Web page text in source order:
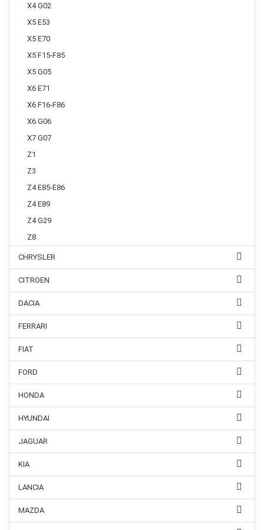
X4 G02
X5 E53
X5 E70
X5 F15-F85
X5 G05
X6 E71
X6 F16-F86
X6 G06
X7 G07
Z1
Z3
Z4 E85-E86
Z4 E89
Z4 G29
Z8
CHRYSLER
CITROEN
DACIA
FERRARI
FIAT
FORD
HONDA
HYUNDAI
JAGUAR
KIA
LANCIA
MAZDA